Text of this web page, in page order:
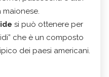
si può ottenere per
che è un composto
dei paesi americani.